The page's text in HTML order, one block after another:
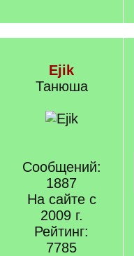
Ejik
Танюша
Сообщений:
1887
На сайте с
2009 г.
Рейтинг:
7785